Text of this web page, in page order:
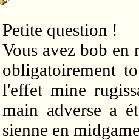
Petite question !
Vous avez bob en
obligatoirement
l'effet mine
main adverse a
sienne en